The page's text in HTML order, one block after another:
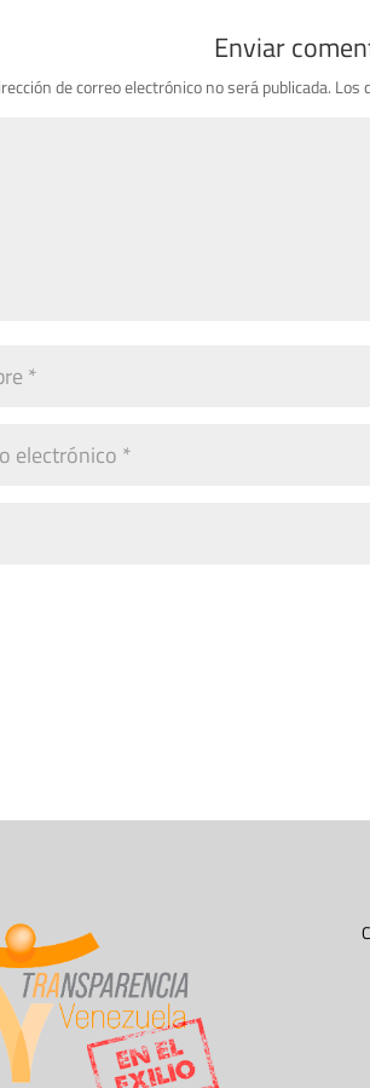
Enviar
de correo electrónico no será publicada. Los